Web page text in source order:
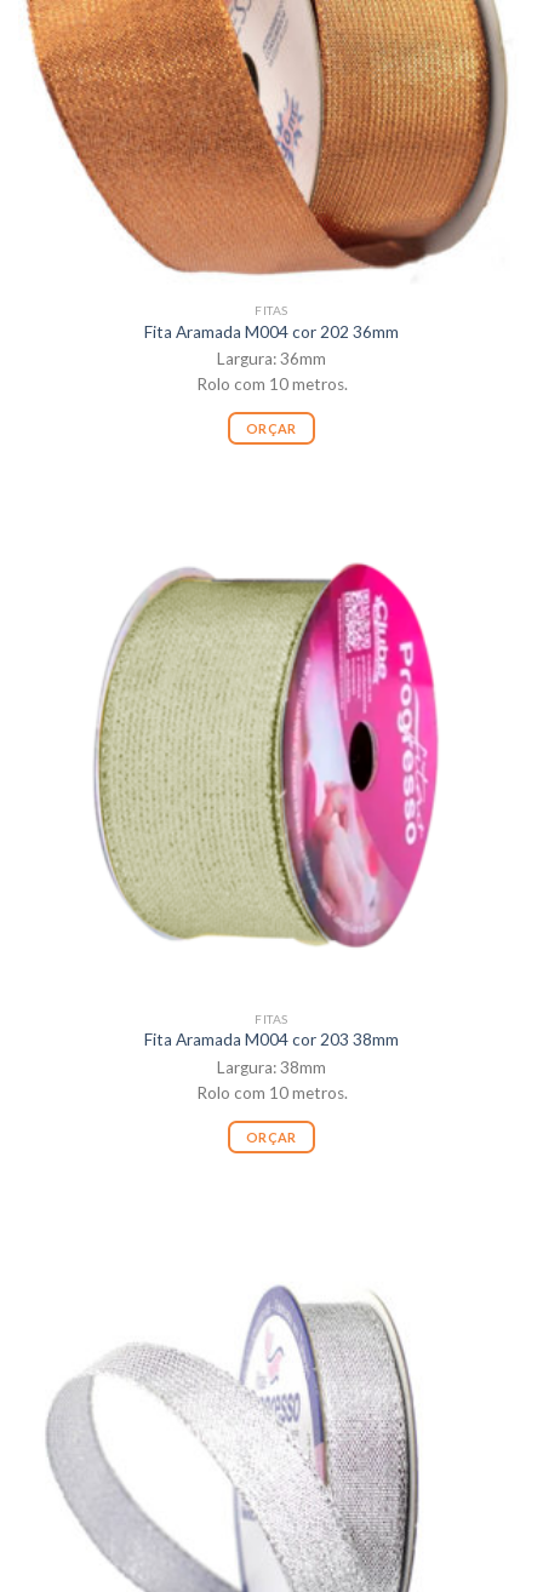
FITAS
Fita Aramada M004 cor 202 36mm
Largura: 36mm
Rolo com 10 metros.
ORÇAR
FITAS
Fita Aramada M004 cor 203 38mm
Largura: 38mm
Rolo com 10 metros.
ORÇAR